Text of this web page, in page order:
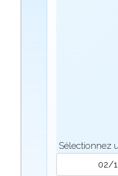
Sélectionnez